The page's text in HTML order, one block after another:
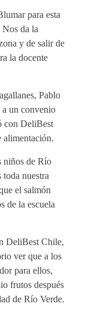
para esta
da la
y de salir de
la docente
Pablo
a un convenio
con DeliBest
alimentación.
niños de Río
toda nuestra
el salmón
de la escuela
DeliBest Chile,
ver que a los
para ellos,
frutos después
de Río Verde.